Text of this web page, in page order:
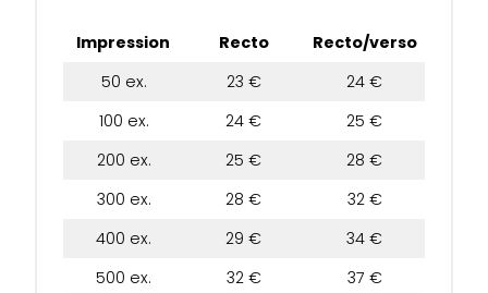
Impression Recto
Recto/verso
50 ex.
23 €
24 €
100 ex.
24 €
25 €
200 ex.
25 €
28 €
300 ex.
28 €
32 €
400 ex.
29 €
34 €
500 ex.
32 €
37 €